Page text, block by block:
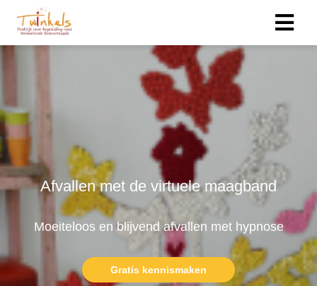
Afvallen met de virtuele maagband
Moeiteloos en blijvend afvallen met hypnose
Gratis kennismaken